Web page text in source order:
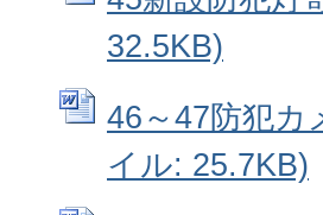
32.5KB)
46～47防犯カ
イル: 25.7KB)